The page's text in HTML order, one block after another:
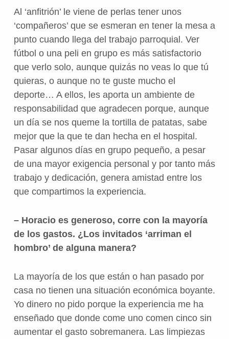
Al ‘anfitrión’ le viene de perlas tener unos
‘compañeros’ que se esmeran en tener la mesa a
punto cuando llega del trabajo parroquial. Ver
fútbol o una peli en grupo es más satisfactorio
que verlo solo, aunque quizás no veas lo que tú
quieras, o aunque no te guste mucho el
deporte… A ellos, les aporta un ambiente de
responsabilidad que agradecen porque, aunque
un día se nos queme la tortilla de patatas, sabe
mejor que la que te dan hecha en el hospital.
Pasar algunos días en grupo pequeño, a pesar
de una mayor exigencia personal y por tanto más
trabajo y dedicación, genera amistad entre los
que compartimos la experiencia.
– Horacio es generoso, corre con la mayoría
de los gastos. ¿Los invitados ‘arriman el
hombro’ de alguna manera?
La mayoría de los que están o han pasado por
casa no tienen una situación económica boyante.
Yo dinero no pido porque la experiencia me ha
enseñado que donde come uno comen cinco sin
aumentar el gasto sobremanera. Las limpiezas